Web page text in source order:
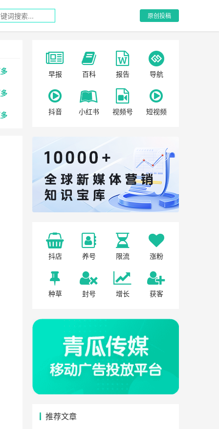
原创投稿
早报 百科 报告 导航
抖音 小红书 视频号 短视频
抖店 养号 限流 涨粉
种草 封号 增长 获客
推荐文章